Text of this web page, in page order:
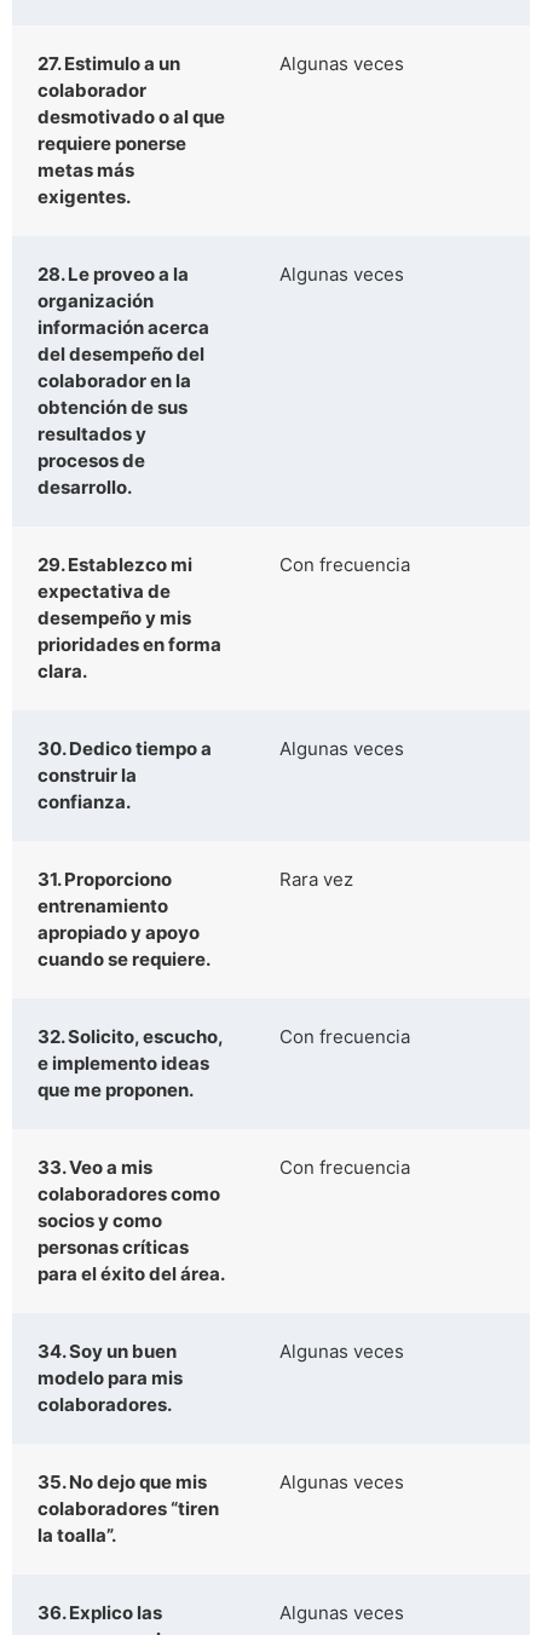
27. Estimulo a un
colaborador
desmotivado o al que
requiere ponerse
metas más
exigentes.
Algunas veces
28. Le proveo a la
organización
información acerca
del desempeño del
colaborador en la
obtención de sus
resultados y
procesos de
desarrollo.
Algunas veces
29. Establezco mi
expectativa de
desempeño y mis
prioridades en forma
clara.
Con frecuencia
30. Dedico tiempo a
construir la
confianza.
Algunas veces
31. Proporciono
entrenamiento
apropiado y apoyo
cuando se requiere.
Rara vez
32. Solicito, escucho,
e implemento ideas
que me proponen.
Con frecuencia
33. Veo a mis
colaboradores como
socios y como
personas críticas
para el éxito del área.
Con frecuencia
34. Soy un buen
modelo para mis
colaboradores.
Algunas veces
35. No dejo que mis
colaboradores “tiren
la toalla”.
Algunas veces
36. Explico las
Algunas veces